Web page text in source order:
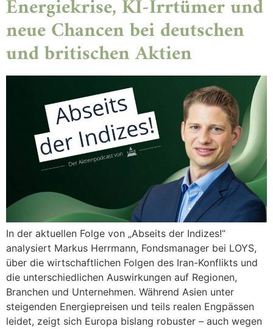
Energiekrise, KI-Irrtümer und
neue Chancen bei deutschen
und britischen Aktien
In der aktuellen Folge von „Abseits der Indizes!“
analysiert Markus Herrmann, Fondsmanager bei LOYS,
über die wirtschaftlichen Folgen des Iran-Konflikts und
die unterschiedlichen Auswirkungen auf Regionen,
Branchen und Unternehmen. Während Asien unter
steigenden Energiepreisen und teils realen Engpässen
leidet, zeigt sich Europa bislang robuster – auch wegen